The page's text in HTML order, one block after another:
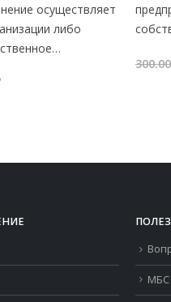
осуществляет
либо
Текущая
МБС